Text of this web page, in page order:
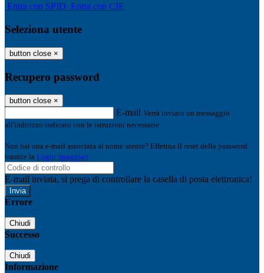
Entra con SPID Entra con CIE
Seleziona utente
button close ×
Recupero password
button close ×
E-mail Verrà inviato un messaggio
all'indirizzo indicato con le istruzioni necessarie.
Non hai una e-mail associata al nome utente? Effettua il reset della password
tramite la Login Spaggiari
E-mail inviata, si prega di controllare la casella di posta elettronica!
Errore
Chiudi
Successo
Chiudi
Informazione